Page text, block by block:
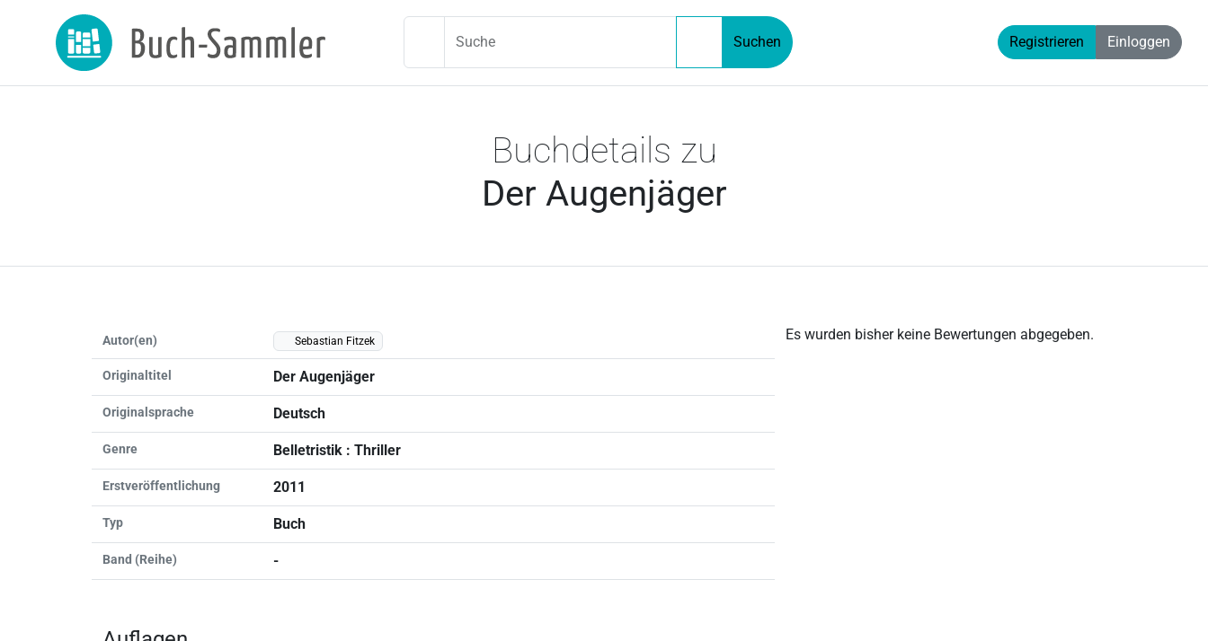
Suche Suchen Registrieren Einloggen
Buchdetails zu
Der Augenjäger
Autor(en) Sebastian Fitzek
Originaltitel Der Augenjäger
Originalsprache Deutsch
Genre Belletristik : Thriller
Erstveröffentlichung 2011
Typ Buch
Band (Reihe) -
Es wurden bisher keine Bewertungen abgegeben.